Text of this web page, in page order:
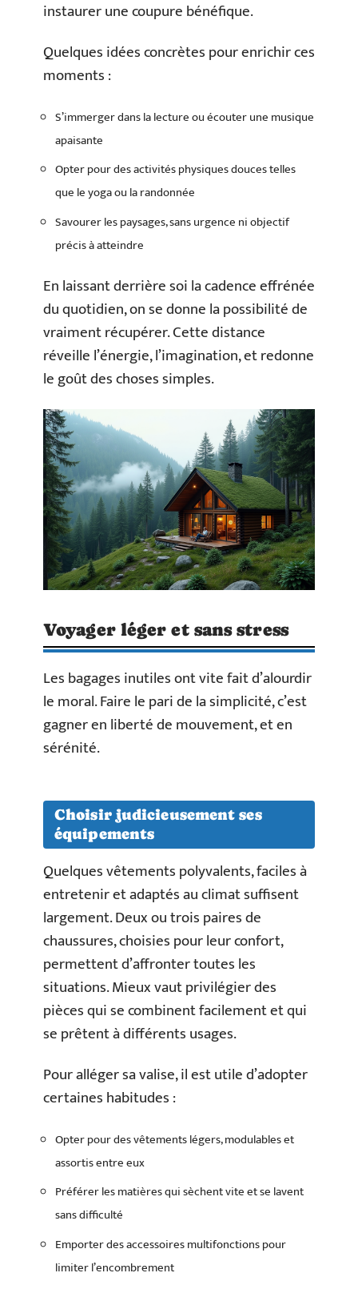
instaurer une coupure bénéfique.
Quelques idées concrètes pour enrichir ces
moments :
S’immerger dans la lecture ou écouter une musique
apaisante
Opter pour des activités physiques douces telles
que le yoga ou la randonnée
Savourer les paysages, sans urgence ni objectif
précis à atteindre
En laissant derrière soi la cadence effrénée
du quotidien, on se donne la possibilité de
vraiment récupérer. Cette distance
réveille l’énergie, l’imagination, et redonne
le goût des choses simples.
Voyager léger et sans stress
Les bagages inutiles ont vite fait d’alourdir
le moral. Faire le pari de la simplicité, c’est
gagner en liberté de mouvement, et en
sérénité.
Choisir judicieusement ses
équipements
Quelques vêtements polyvalents, faciles à
entretenir et adaptés au climat suffisent
largement. Deux ou trois paires de
chaussures, choisies pour leur confort,
permettent d’affronter toutes les
situations. Mieux vaut privilégier des
pièces qui se combinent facilement et qui
se prêtent à différents usages.
Pour alléger sa valise, il est utile d’adopter
certaines habitudes :
Opter pour des vêtements légers, modulables et
assortis entre eux
Préférer les matières qui sèchent vite et se lavent
sans difficulté
Emporter des accessoires multifonctions pour
limiter l’encombrement